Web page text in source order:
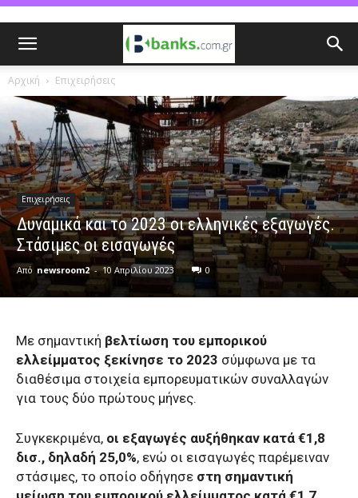
Αρχική Επιχειρήσεις
Επιχειρήσεις
Δυναμικά και το 2023 οι ελληνικές εξαγωγές.
Στάσιμες οι εισαγωγές
Από newsroom2 - 10 Απριλίου 2023 0
Με σημαντική βελτίωση του εμπορικού
ελλείμματος ξεκίνησε το 2023 σύμφωνα με τα
διαθέσιμα στοιχεία εμπορευματικών συναλλαγών
για τους δύο πρώτους μήνες.
Συγκεκριμένα, οι εξαγωγές αυξήθηκαν κατά €1,8
δισ., δηλαδή 25,0%, ενώ οι εισαγωγές παρέμειναν
στάσιμες, το οποίο οδήγησε στη σημαντική